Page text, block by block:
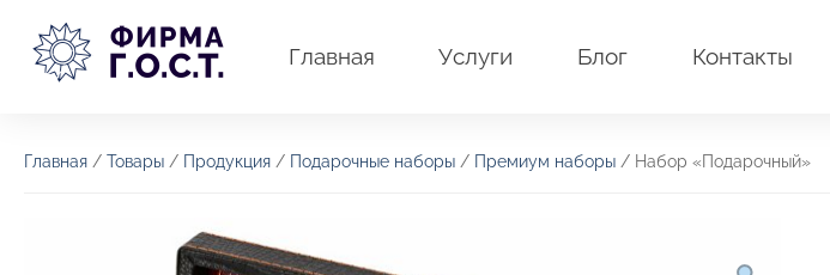
содержимому
Главная Услуги Блог Контакты
Главная / Товары / Продукция / Подарочные наборы / Премиум наборы / Набор «Подарочный»